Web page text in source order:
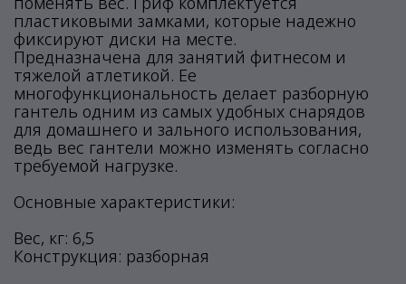
пластиковыми замками, которые надежно
фиксируют диски на месте.
Предназначена для занятий фитнесом и
тяжелой атлетикой. Ее
многофункциональность делает разборную
гантель одним из самых удобных снарядов
для домашнего и зального использования,
ведь вес гантели можно изменять согласно
требуемой нагрузке.
Основные характеристики:
Вес, кг: 6,5
Конструкция: разборная